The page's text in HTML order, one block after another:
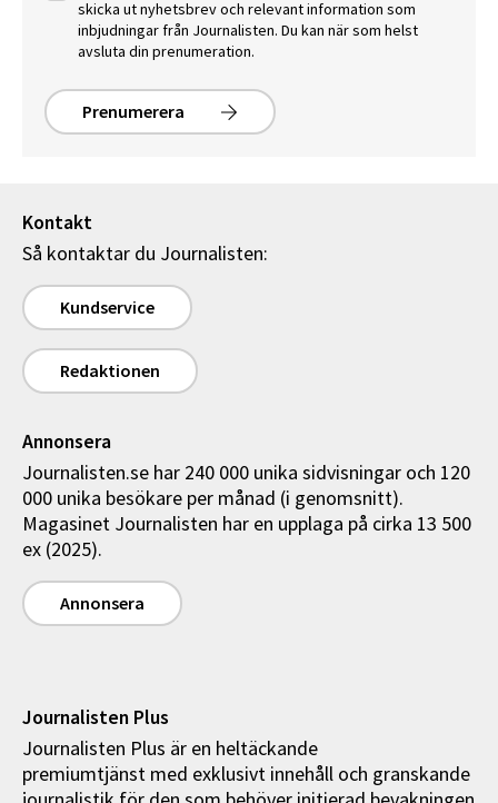
skicka ut nyhetsbrev och relevant information som
inbjudningar från Journalisten. Du kan när som helst
avsluta din prenumeration.
Prenumerera
Kontakt
Så kontaktar du Journalisten:
Kundservice
Redaktionen
Annonsera
Journalisten.se har 240 000 unika sidvisningar och 120
000 unika besökare per månad (i genomsnitt).
Magasinet Journalisten har en upplaga på cirka 13 500
ex (2025).
Annonsera
Journalisten Plus
Journalisten Plus är en heltäckande
premiumtjänst med exklusivt innehåll och granskande